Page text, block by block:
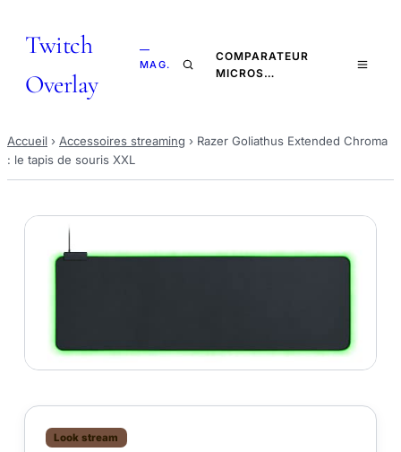
Twitch
Overlay
—
MAG.
COMPARATEUR
MICROS…
Accueil › Accessoires streaming › Razer Goliathus Extended Chroma
: le tapis de souris XXL
Look stream